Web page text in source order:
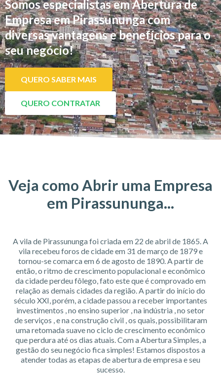
Somos especialistas em Abertura de
Empresa em Pirassununga com
diversas vantagens e benefícios para o
seu negócio!
QUERO SABER MAIS
QUERO CONTRATAR
Veja como Abrir uma Empresa
em Pirassununga...
A vila de Pirassununga foi criada em 22 de abril de 1865. A
vila recebeu foros de cidade em 31 de março de 1879 e
tornou-se comarca em 6 de agosto de 1890. A partir de
então, o ritmo de crescimento populacional e econômico
da cidade perdeu fôlego, fato este que é comprovado em
relação as demais cidades da região. A partir do início do
século XXI, porém, a cidade passou a receber importantes
investimentos , no ensino superior , na indústria , no setor
de serviços , e na construção civil , os quais, possibilitaram
uma retomada suave no ciclo de crescimento econômico
que perdura até os dias atuais. Com a Abertura Simples, a
gestão do seu negócio fica simples! Estamos dispostos a
atender todas as etapas de abertura de empresa e seu
sucesso.